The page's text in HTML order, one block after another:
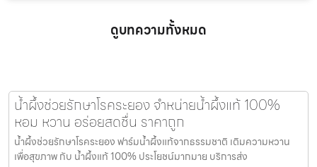
ดูบทความทั้งหมด
น้ำผึ้งช่วยรักษาโรคระยอง จำหน่ายน้ำผึ้งแท้ 100%
หอม หวาน อร่อยสดชื่น ราคาถูก
น้ำผึ้งช่วยรักษาโรคระยอง ฟาร์มน้ำผึ้งแท้จากธรรมชาติ เติมความหวาน
เพื่อสุขภาพ กับ น้ำผึ้งแท้ 100% ประโยชน์มากมาย บริการส่ง